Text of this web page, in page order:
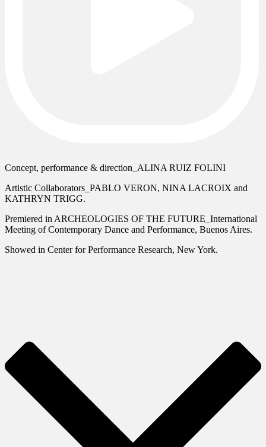
Concept, performance & direction_ALINA RUIZ FOLINI
Artistic Collaborators_PABLO VERON, NINA LACROIX and
KATHRYN TRIGG.
Premiered in ARCHEOLOGIES OF THE FUTURE_International
Meeting of Contemporary Dance and Performance, Buenos Aires.
Showed in Center for Performance Research, New York.